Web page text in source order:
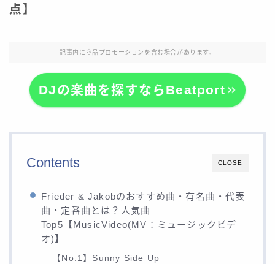
点】
記事内に商品プロモーションを含む場合があります。
DJの楽曲を探すならBeatport
CLOSE
Contents
Frieder & Jakobのおすすめ曲・有名曲・代表
曲・定番曲とは？人気曲
Top5【MusicVideo(MV：ミュージックビデ
オ)】
【No.1】Sunny Side Up